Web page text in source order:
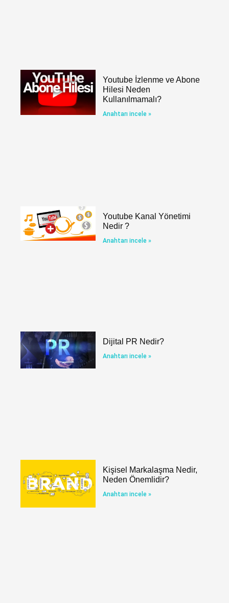
Youtube İzlenme ve Abone
Hilesi Neden
Kullanılmamalı?
Anahtarı incele »
Youtube Kanal Yönetimi
Nedir ?
Anahtarı incele »
Dijital PR Nedir?
Anahtarı incele »
Kişisel Markalaşma Nedir,
Neden Önemlidir?
Anahtarı incele »